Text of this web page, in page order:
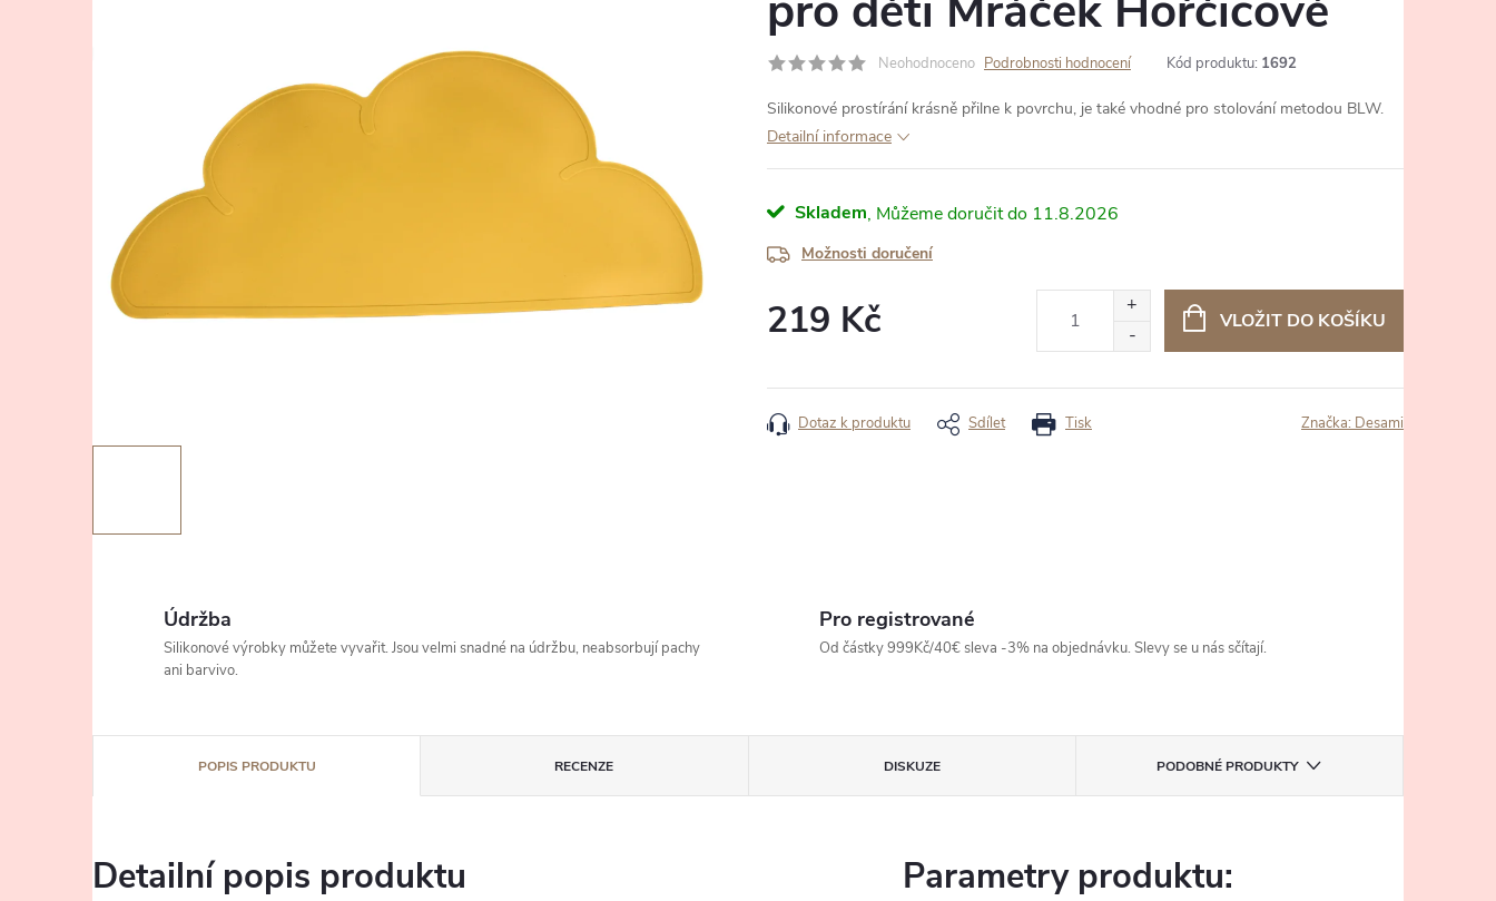
Neohodnoceno Podrobnosti hodnocení Kód produktu: 1692
Silikonové prostírání krásně přilne k povrchu, je také vhodné pro stolování metodou BLW.
Detailní informace
Skladem 11.8.2026
Možnosti doručení
219 Kč VLOŽIT DO KOŠÍKU
Tisk
Dotaz k produktu Sdílet Značka: Desami
Údržba
Silikonové výrobky můžete vyvařit. Jsou velmi snadné na údržbu, neabsorbují pachy
ani barvivo.
Pro registrované
Od částky 999Kč/40€ sleva -3% na objednávku. Slevy se u nás sčítají.
POPIS PRODUKTU RECENZE DISKUZE PODOBNÉ PRODUKTY
Detailní popis produktu Parametry produktu: